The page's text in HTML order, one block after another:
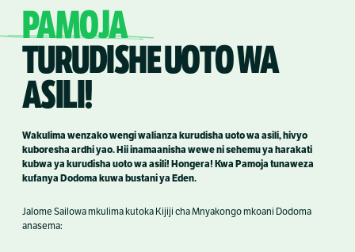
PAMOJA
TURUDISHE UOTO WA
ASILI!
Wakulima wenzako wengi walianza kurudisha uoto wa asili, hivyo
kuboresha ardhi yao. Hii inamaanisha wewe ni sehemu ya harakati
kubwa ya kurudisha uoto wa asili! Hongera! Kwa Pamoja tunaweza
kufanya Dodoma kuwa bustani ya Eden.
Jalome Sailowa mkulima kutoka Kijiji cha Mnyakongo mkoani Dodoma
anasema: